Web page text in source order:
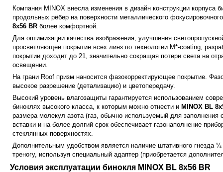
Компания MINOX внесла изменения в дизайн конструкции
продольных рёбер на поверхности металлического
8x56 BR более комфортной.
Для оптимизации качества изображения, улучшения
просветляющее покрытие всех линз по технологии М*-coating,
покрытии доходит до 21, значительно сокращая потери света на
освещении.
На грани Roof призм наносится фазокорректирующее покрытие.
высокое разрешение (детализацию) и цветопередачу.
Высокий уровень влагозащиты гарантируется использованием
биноклях высокого класса, к которым можно отнести и MINOX BL
размера молекул азота (газ, обычно используемый для
вставки и на более долгий срок обеспечивает газонаполнение
стеклянных поверхностях.
Дополнительным удобством является наличие штативного
треногу, используя специальный адаптер (приобретается
Условия эксплуатации бинокля MINOX BL 8x56 BR